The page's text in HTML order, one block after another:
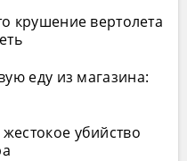
крушение вертолета
еду из магазина:
убийство